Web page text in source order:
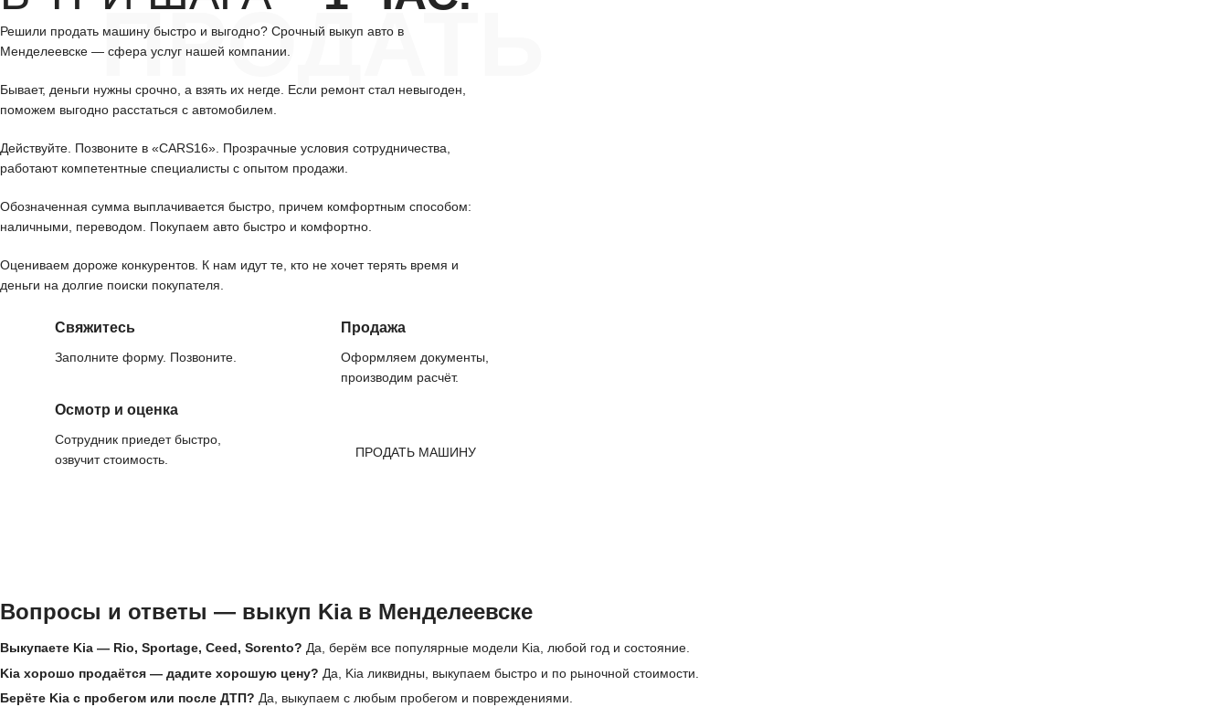
ПРОДАТЬ
Решили продать машину быстро и выгодно? Срочный выкуп авто в
Менделеевске — сфера услуг нашей компании.
Бывает, деньги нужны срочно, а взять их негде. Если ремонт стал невыгоден,
поможем выгодно расстаться с автомобилем.
Действуйте. Позвоните в «CARS16». Прозрачные условия сотрудничества,
работают компетентные специалисты с опытом продажи.
Обозначенная сумма выплачивается быстро, причем комфортным способом:
наличными, переводом. Покупаем авто быстро и комфортно.
Оцениваем дороже конкурентов. К нам идут те, кто не хочет терять время и
деньги на долгие поиски покупателя.
Свяжитесь
Заполните форму. Позвоните.
Осмотр и оценка
Сотрудник приедет быстро,
озвучит стоимость.
Продажа
Оформляем документы,
производим расчёт.
ПРОДАТЬ МАШИНУ
Вопросы и ответы — выкуп Kia в Менделеевске
Выкупаете Kia — Rio, Sportage, Ceed, Sorento? Да, берём все популярные модели Kia, любой год и состояние.
Kia хорошо продаётся — дадите хорошую цену? Да, Kia ликвидны, выкупаем быстро и по рыночной стоимости.
Берёте Kia с пробегом или после ДТП? Да, выкупаем с любым пробегом и повреждениями.